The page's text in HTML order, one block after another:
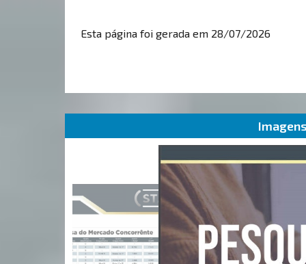
Esta página foi gerada em 28/07/2026